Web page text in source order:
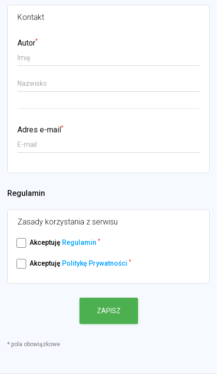
Kontakt
Autor*
Adres e-mail*
Regulamin
Zasady korzystania z serwisu
Akceptuję Regulamin *
Akceptuję Politykę Prywatności *
ZAPISZ
* pola obowiązkowe